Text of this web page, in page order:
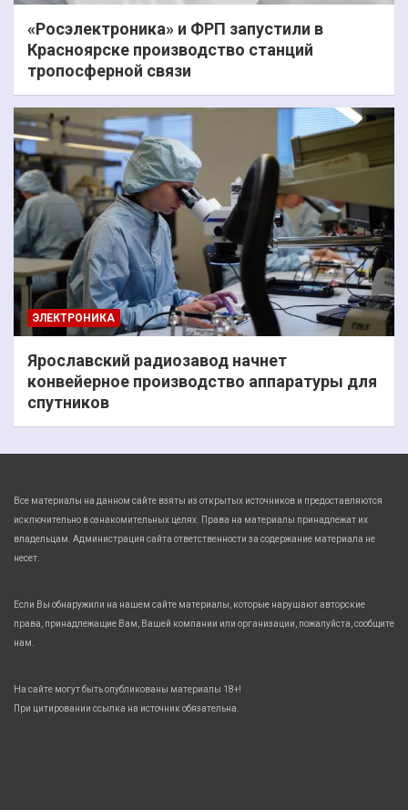
«Росэлектроника» и ФРП запустили в
Красноярске производство станций
тропосферной связи
ЭЛЕКТРОНИКА
Ярославский радиозавод начнет
конвейерное производство аппаратуры для
спутников
Все материалы на данном сайте взяты из открытых источников и предоставляются
исключительно в ознакомительных целях. Права на материалы принадлежат их
владельцам. Администрация сайта ответственности за содержание материала не
несет.
Если Вы обнаружили на нашем сайте материалы, которые нарушают авторские
права, принадлежащие Вам, Вашей компании или организации, пожалуйста, сообщите
нам.
На сайте могут быть опубликованы материалы 18+!
При цитировании ссылка на источник обязательна.